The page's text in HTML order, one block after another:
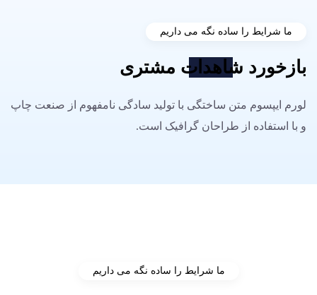
ما شرایط را ساده نگه می داریم
بازخورد شاهدات مشتری
لورم ایپسوم متن ساختگی با تولید سادگی نامفهوم از صنعت چاپ
و با استفاده از طراحان گرافیک است.
ما شرایط را ساده نگه می داریم